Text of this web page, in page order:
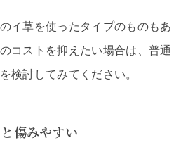
イ草を使ったタイプのものもあ
コストを抑えたい場合は、普通
検討してみてください。
傷みやすい